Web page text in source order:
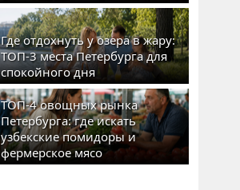
Где отдохнуть у озера в жару:
ТОП-3 места Петербурга для
спокойного дня
ТОП-4 овощных рынка
Петербурга: где искать
узбекские помидоры и
фермерское мясо